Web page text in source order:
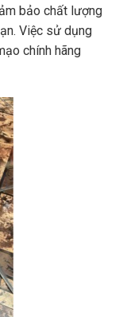
bảo chất lượng
Việc sử dụng
chính hãng